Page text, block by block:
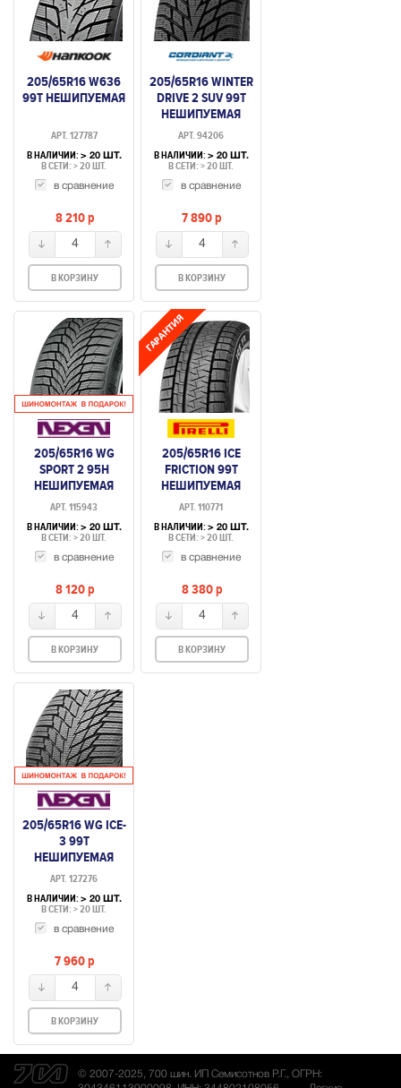
205/65R16 W636
99T НЕШИПУЕМАЯ
АРТ. 127787
В НАЛИЧИИ: > 20 ШТ.
В СЕТИ: > 20 ШТ.
в сравнение
8 210p
4
В КОРЗИНУ
205/65R16 WINTER
DRIVE 2 SUV 99T
НЕШИПУЕМАЯ
АРТ. 94206
В НАЛИЧИИ: > 20 ШТ.
В СЕТИ: > 20 ШТ.
в сравнение
7 890p
4
В КОРЗИНУ
205/65R16 WG
SPORT 2 95H
НЕШИПУЕМАЯ
АРТ. 115943
В НАЛИЧИИ: > 20 ШТ.
В СЕТИ: > 20 ШТ.
в сравнение
8 120p
4
В КОРЗИНУ
205/65R16 ICE
FRICTION 99T
НЕШИПУЕМАЯ
АРТ. 110771
В НАЛИЧИИ: > 20 ШТ.
В СЕТИ: > 20 ШТ.
в сравнение
8 380p
4
В КОРЗИНУ
205/65R16 WG ICE-
3 99T
НЕШИПУЕМАЯ
АРТ. 127276
В НАЛИЧИИ: > 20 ШТ.
В СЕТИ: > 20 ШТ.
в сравнение
7 960p
4
В КОРЗИНУ
© 2007-2025, 700 шин. ИП Семисотнов Р.Г., ОГРН: